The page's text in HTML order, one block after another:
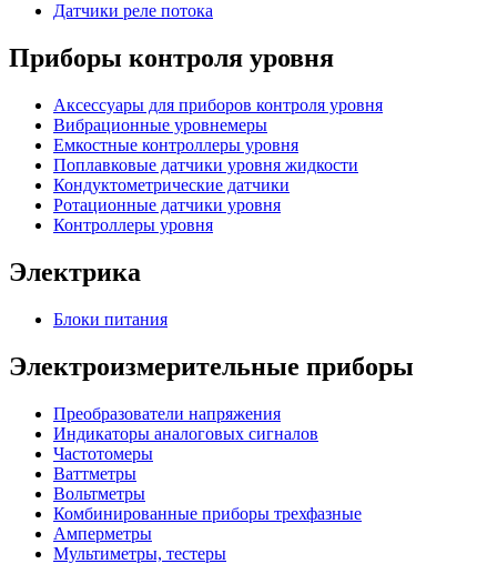
Датчики реле потока
Приборы контроля уровня
Аксессуары для приборов контроля уровня
Вибрационные уровнемеры
Емкостные контроллеры уровня
Поплавковые датчики уровня жидкости
Кондуктометрические датчики
Ротационные датчики уровня
Контроллеры уровня
Электрика
Блоки питания
Электроизмерительные приборы
Преобразователи напряжения
Индикаторы аналоговых сигналов
Частотомеры
Ваттметры
Вольтметры
Комбинированные приборы трехфазные
Амперметры
Мультиметры, тестеры